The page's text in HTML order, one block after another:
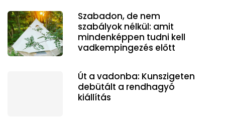
Szabadon, de nem
szabályok nélkül: amit
mindenképpen tudni kell
vadkempingezés előtt
Út a vadonba: Kunszigeten
debütált a rendhagyó
kiállítás